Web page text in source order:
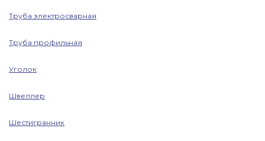
Труба электросварная
Труба профильная
Уголок
Швеллер
Шестигранник